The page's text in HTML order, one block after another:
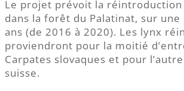
Le projet prévoit la réintroduction
dans la forêt du Palatinat, sur
ans (de 2016 à 2020). Les lynx
proviendront pour la moitié
Carpates slovaques et pour
suisse.